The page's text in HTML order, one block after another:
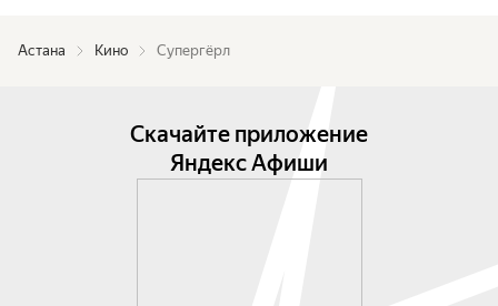
Астана Кино Супергёрл
Скачайте приложение
Яндекс Афиши